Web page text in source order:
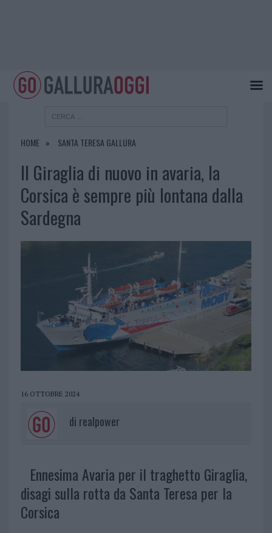
HOME SANTA TERESA GALLURA
Il Giraglia di nuovo in avaria, la
Corsica è sempre più lontana dalla
Sardegna
16 OTTOBRE 2024
di realpower
Ennesima Avaria per il traghetto Giraglia,
disagi sulla rotta da Santa Teresa per la
Corsica